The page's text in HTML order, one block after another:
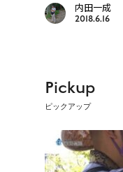
内田一成
2018.6.16
Pickup
ピックアップ